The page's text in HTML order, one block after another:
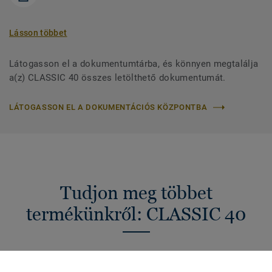
Lásson többet
Látogasson el a dokumentumtárba, és könnyen megtalálja
a(z) CLASSIC 40 összes letölthető dokumentumát.
LÁTOGASSON EL A DOKUMENTÁCIÓS KÖZPONTBA
Tudjon meg többet
termékünkről: CLASSIC 40